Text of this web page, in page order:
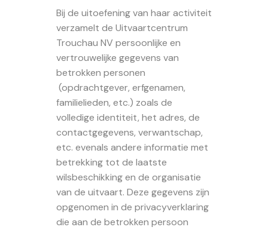
Bij de uitoefening van haar activiteit
verzamelt de Uitvaartcentrum
Trouchau NV persoonlijke en
vertrouwelijke gegevens van
betrokken personen
(opdrachtgever, erfgenamen,
familielieden, etc.) zoals de
volledige identiteit, het adres, de
contactgegevens, verwantschap,
etc. evenals andere informatie met
betrekking tot de laatste
wilsbeschikking en de organisatie
van de uitvaart. Deze gegevens zijn
opgenomen in de privacyverklaring
die aan de betrokken persoon